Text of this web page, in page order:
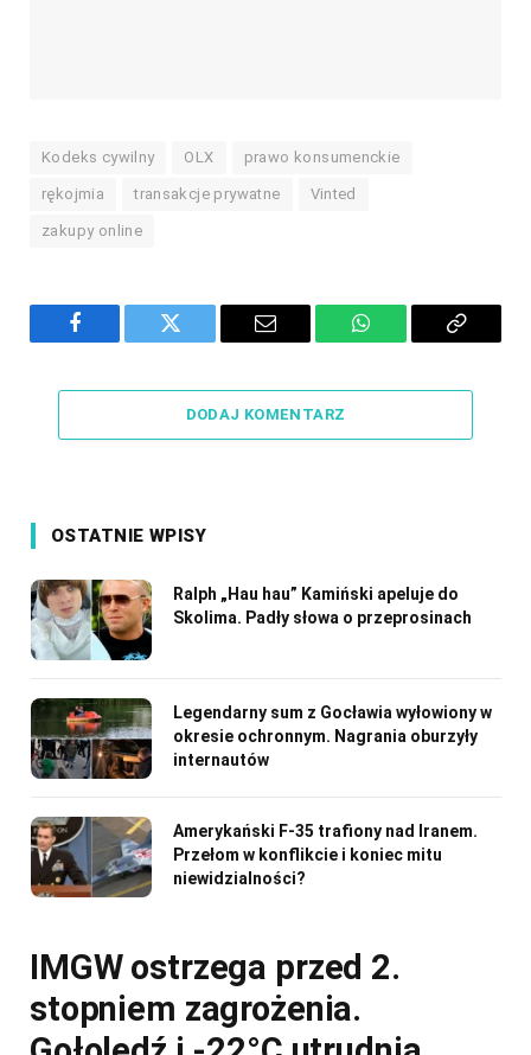
Kodeks cywilny OLX prawo konsumenckie
rękojmia transakcje prywatne Vinted
zakupy online
Facebook Twitter Email WhatsAppCopy
DODAJ KOMENTARZ
OSTATNIE WPISY
Ralph „Hau hau” Kamiński apeluje do
Skolima. Padły słowa o przeprosinach
Legendarny sum z Gocławia wyłowiony w
okresie ochronnym. Nagrania oburzyły
internautów
Amerykański F-35 trafiony nad Iranem.
Przełom w konflikcie i koniec mitu
niewidzialności?
IMGW ostrzega przed 2.
stopniem zagrożenia.